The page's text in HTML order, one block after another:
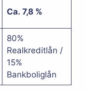
Ca. 7,8 %
80%
Realkreditlån /
15%
Bankboliglån